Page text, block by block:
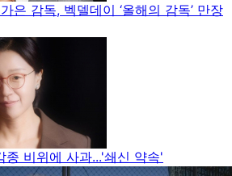
은 감독, 벡델데이 ‘올해의 감독’ 만장
종 비위에 사과...'쇄신 약속'